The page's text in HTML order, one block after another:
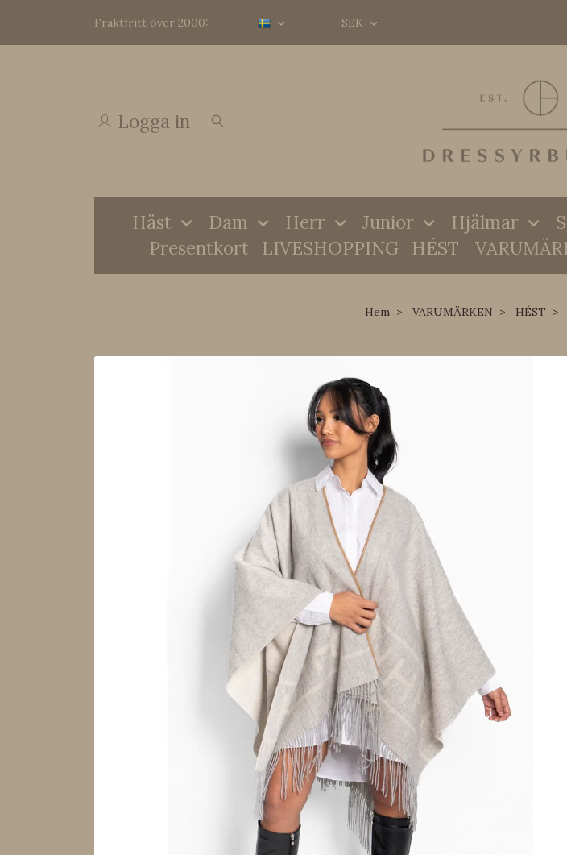
Fraktfritt över 2000:- SEK
Logga in
Häst Dam Herr Junior Hjälmar
Presentkort
LIVESHOPPING HÉST
Hem VARUMÄRKEN HÉST